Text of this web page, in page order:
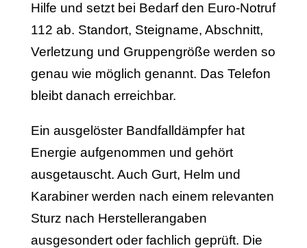
Hilfe und setzt bei Bedarf den Euro-Notruf
112 ab. Standort, Steigname, Abschnitt,
Verletzung und Gruppengröße werden so
genau wie möglich genannt. Das Telefon
bleibt danach erreichbar.
Ein ausgelöster Bandfalldämpfer hat
Energie aufgenommen und gehört
ausgetauscht. Auch Gurt, Helm und
Karabiner werden nach einem relevanten
Sturz nach Herstellerangaben
ausgesondert oder fachlich geprüft. Die